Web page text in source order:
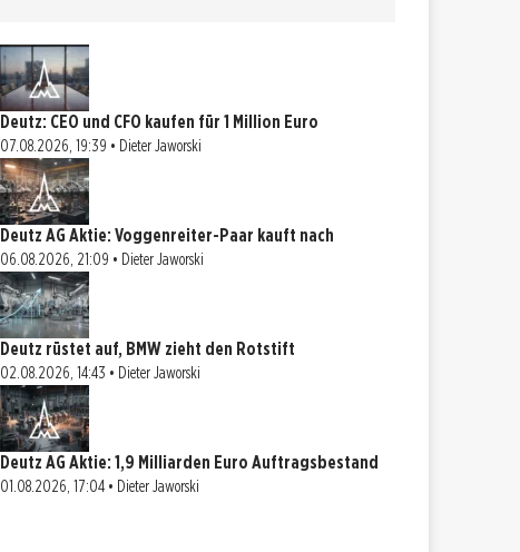
Deutz: CEO und CFO kaufen für 1 Million Euro
07.08.2026, 19:39 • Dieter Jaworski
Deutz AG Aktie: Voggenreiter-Paar kauft nach
06.08.2026, 21:09 • Dieter Jaworski
Deutz rüstet auf, BMW zieht den Rotstift
02.08.2026, 14:43 • Dieter Jaworski
Deutz AG Aktie: 1,9 Milliarden Euro Auftragsbestand
01.08.2026, 17:04 • Dieter Jaworski